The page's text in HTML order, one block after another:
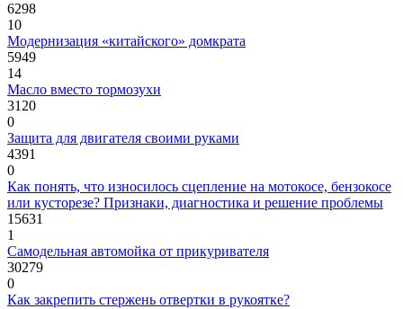
6298
10
Модернизация «китайского» домкрата
5949
14
Масло вместо тормозухи
3120
0
Защита для двигателя своими руками
4391
0
Как понять, что износилось сцепление на мотокосе, бензокосе
или кусторезе? Признаки, диагностика и решение проблемы
15631
1
Самодельная автомойка от прикуривателя
30279
0
Как закрепить стержень отвертки в рукоятке?